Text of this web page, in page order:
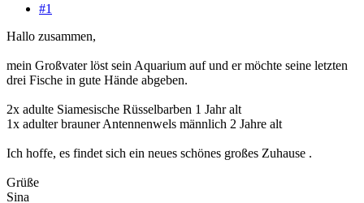
#1
Hallo zusammen,
mein Großvater löst sein Aquarium auf und er möchte seine letzten
drei Fische in gute Hände abgeben.
2x adulte Siamesische Rüsselbarben 1 Jahr alt
1x adulter brauner Antennenwels männlich 2 Jahre alt
Ich hoffe, es findet sich ein neues schönes großes Zuhause .
Grüße
Sina